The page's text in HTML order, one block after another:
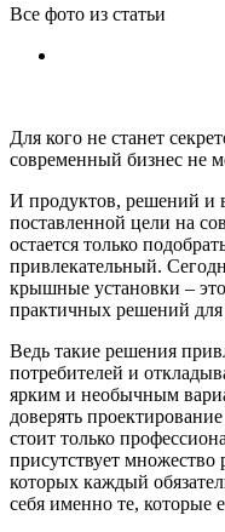
Все фото из статьи
Для кого не станет
современный бизнес не
И продуктов, решений и
поставленной цели на
остается только
привлекательный.
крышные установки –
практичных решений для
Ведь такие решения
потребителей и
ярким и необычным
доверять
стоит только
присутствует
которых каждый
себя именно те, которые